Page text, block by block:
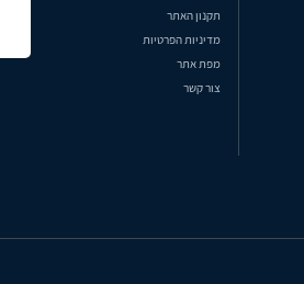
תקנון האתר
מדיניות הפרטיות
מפת אתר
צור קשר